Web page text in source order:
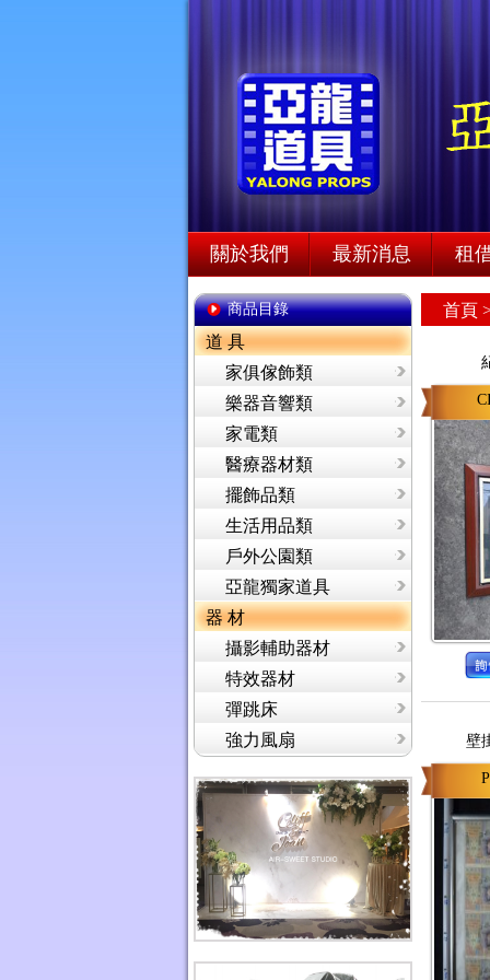
關於我們 最新消息 租
商品目錄
道 具
家俱傢飾類
樂器音響類
家電類
醫療器材類
擺飾品類
生活用品類
戶外公園類
亞龍獨家道具
器 材
攝影輔助器材
特效器材
彈跳床
強力風扇
首頁
壁